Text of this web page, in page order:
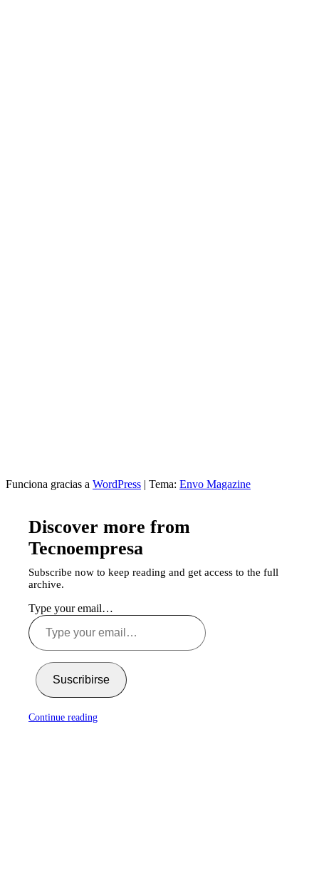
Funciona gracias a WordPress | Tema: Envo Magazine
Discover more from
Tecnoempresa
Subscribe now to keep reading and get access to the full
archive.
Type your email…
Suscribirse
Continue reading